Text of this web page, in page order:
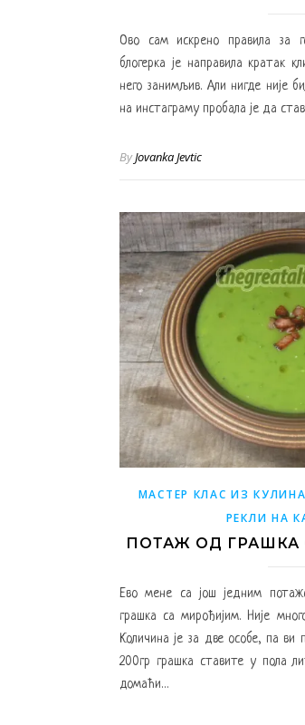
Ово сам искрено правила за
блогерка је направила кратак
него занимљив. Али нигде није
на инстаграму пробала је да
ByJovanka Jevtic
МАСТЕР КЛАС ИЗ
РЕКЛИ НА
ПОТАЖ ОД
Ево мене са још једним
грашка са мирођијим. Није
Количина је за две особе, па ви
200гр грашка ставите у пола
домаћи…